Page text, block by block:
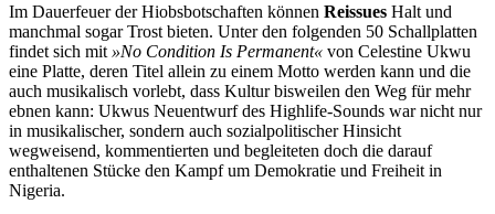
Im Dauerfeuer der Hiobsbotschaften können Reissues Halt und
manchmal sogar Trost bieten. Unter den folgenden 50 Schallplatten
findet sich mit »No Condition Is Permanent« von Celestine Ukwu
eine Platte, deren Titel allein zu einem Motto werden kann und die
auch musikalisch vorlebt, dass Kultur bisweilen den Weg für mehr
ebnen kann: Ukwus Neuentwurf des Highlife-Sounds war nicht nur
in musikalischer, sondern auch sozialpolitischer Hinsicht
wegweisend, kommentierten und begleiteten doch die darauf
enthaltenen Stücke den Kampf um Demokratie und Freiheit in
Nigeria.